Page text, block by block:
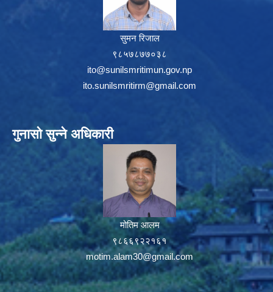
सुमन रिजाल
९८५७८७७०३८
ito@sunilsmritimun.gov.np
ito.sunilsmritirm@gmail.com
गुनासो सुन्ने अधिकारी
मोतिम आलम
९८६६९२२१६१
motim.alam30@gmail.com